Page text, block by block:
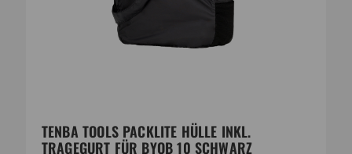
TENBA TOOLS PACKLITE HÜLLE INKL.
TRAGEGURT FÜR BYOB 10 SCHWARZ